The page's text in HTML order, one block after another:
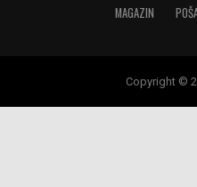
MAGAZIN
Copyright ©